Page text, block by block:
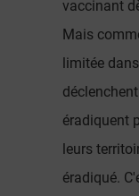
vaccinant
Mais
limitée
éradiquent
leurs
éradiqué.